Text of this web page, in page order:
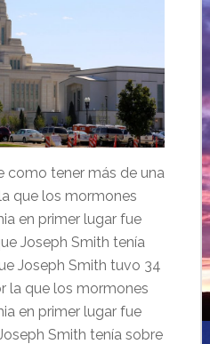
como tener más de una
que los mormones
en primer lugar fue
Joseph Smith tenía
Joseph Smith tuvo 34
la que los mormones
en primer lugar fue
Smith tenía sobre